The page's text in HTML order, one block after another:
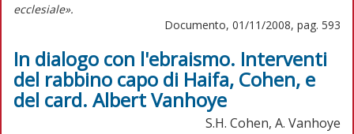
ecclesiale».
Documento, 01/11/2008, pag. 593
In dialogo con l'ebraismo. Interventi
del rabbino capo di Haifa, Cohen, e
del card. Albert Vanhoye
S.H. Cohen, A. Vanhoye